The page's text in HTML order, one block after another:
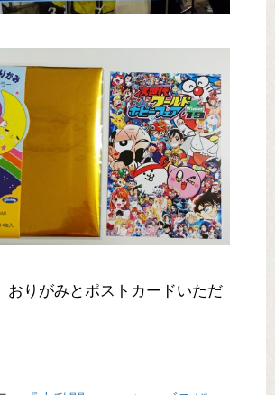
おりがみとポストカードいただ